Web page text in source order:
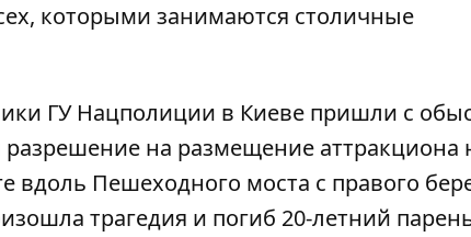
которыми занимаются столичные
ГУ Нацполиции в Киеве пришли с
разрешение на размещение аттракциона
вдоль Пешеходного моста с правого
трагедия и погиб 20-летний